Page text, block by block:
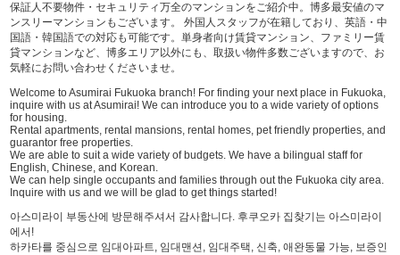
保証人不要物件・セキュリティ万全のマンションをご紹介中。博多最安値のマ
ンスリーマンションもございます。 外国人スタッフが在籍しており、英語・中
国語・韓国語での対応も可能です。単身者向け賃貸マンション、ファミリー賃
貸マンションなど、博多エリア以外にも、取扱い物件多数ございますので、お
気軽にお問い合わせくださいませ。
Welcome to Asumirai Fukuoka branch! For finding your next place in Fukuoka,
inquire with us at Asumirai! We can introduce you to a wide variety of options
for housing.
Rental apartments, rental mansions, rental homes, pet friendly properties, and
guarantor free properties.
We are able to suit a wide variety of budgets. We have a bilingual staff for
English, Chinese, and Korean.
We can help single occupants and families through out the Fukuoka city area.
Inquire with us and we will be glad to get things started!
아스미라이 부동산에 방문해주셔서 감사합니다. 후쿠오카 집찾기는 아스미라이
에서!
하카타를 중심으로 임대아파트, 임대맨션, 임대주택, 신축, 애완동물 가능, 보증인